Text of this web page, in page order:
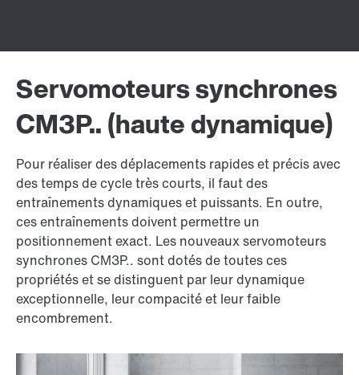
Servomoteurs synchrones
CM3P..(haute dynamique)
Pour réaliser des déplacements rapides et précis avec
des temps de cycle très courts, il faut des
entraînements dynamiques et puissants. En outre,
ces entraînements doivent permettre un
positionnement exact. Les nouveaux servomoteurs
synchrones CM3P.. sont dotés de toutes ces
propriétés et se distinguent par leur dynamique
exceptionnelle, leur compacité et leur faible
encombrement.